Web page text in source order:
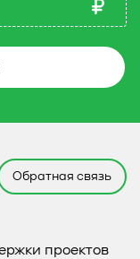
Обратная связь
проектов